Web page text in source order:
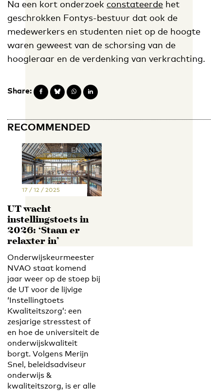
Na een kort onderzoek constateerde het
geschrokken Fontys-bestuur dat ook de
medewerkers en studenten niet op de hoogte
waren geweest van de schorsing van de
hoogleraar en de verdenking van verkrachting.
Share:
RECOMMENDED
EN NL
17 / 12 / 2025
UT wacht
instellingstoets in
2026: ‘Staan er
relaxter in’
Onderwijskeurmeester
NVAO staat komend
jaar weer op de stoep bij
de UT voor de lijvige
‘Instellingtoets
Kwaliteitszorg’: een
zesjarige stresstest of
en hoe de universiteit de
onderwijskwaliteit
borgt. Volgens Merijn
Snel, beleidsadviseur
onderwijs &
kwaliteitszorg, is er alle